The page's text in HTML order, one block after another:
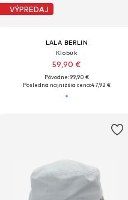
VÝPREDAJ
LALA BERLIN
Klobúk
59,90 €
Pôvodne: 99,90 €
Posledná najnižšia cena:47,92 €